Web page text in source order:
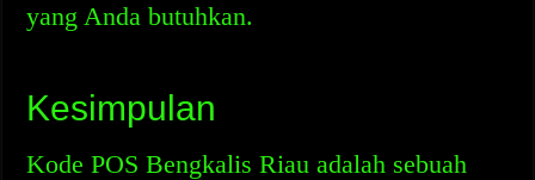
yang Anda butuhkan.
Kesimpulan
Kode POS Bengkalis Riau adalah sebuah